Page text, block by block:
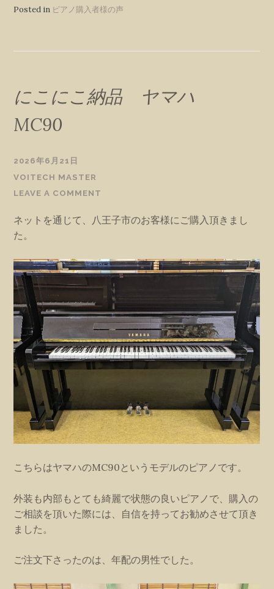
Posted in ピアノ購入者様の声
にこにこ納品 ヤマハ
MC90
2026年6月21日
VOITECH MASTER
LEAVE A COMMENT
ネットを通じて、八王子市のお客様にご購入頂きまし
た。
こちらはヤマハのMC90というモデルのピアノです。
外装も内部もとても綺麗で状態の良いピアノで、購入の
ご相談を頂いた際には、自信を持ってお勧めさせて頂き
ました。
ご注文下さったのは、年配の男性でした。